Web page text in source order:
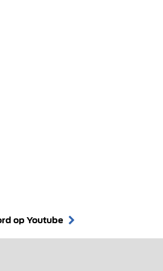
op Youtube